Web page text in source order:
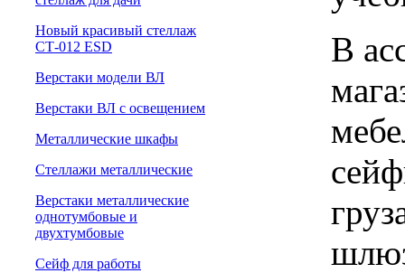
Новый красивый стеллаж
СТ-012 ESD
Верстаки модели ВЛ
Верстаки ВЛ с освещением
Металлические шкафы
Стеллажи металлические
Верстаки металлические
однотумбовые и
двухтумбовые
Сейф для работы
В